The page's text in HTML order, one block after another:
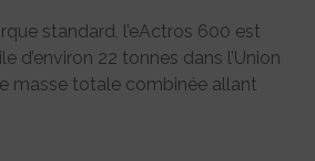
standard, l’eActros 600 est
d’environ 22 tonnes dans l’Union
masse totale combinée allant